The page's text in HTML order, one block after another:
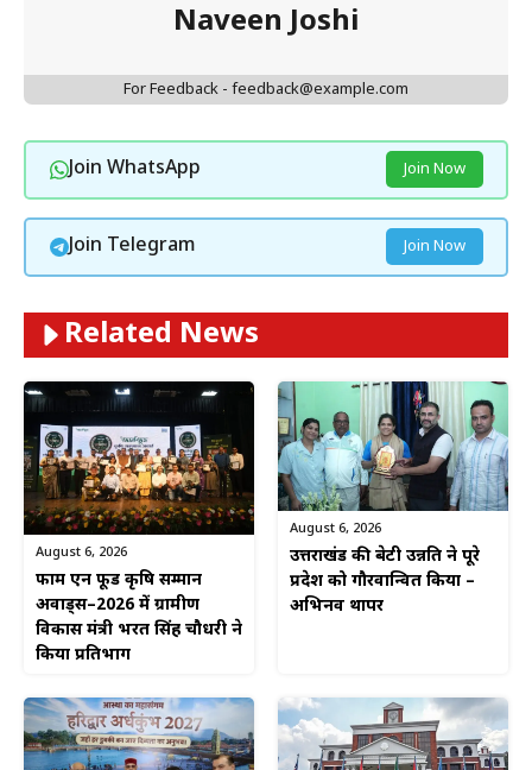
Naveen Joshi
For Feedback - feedback@example.com
Join WhatsApp Join Now
Join Telegram Join Now
Related News
August 6, 2026
फार्म एन फूड कृषि सम्मान
अवार्ड्स–2026 में ग्रामीण
विकास मंत्री भरत सिंह चौधरी ने
किया प्रतिभाग
August 6, 2026
उत्तराखंड की बेटी उन्नति ने पूरे
प्रदेश को गौरवान्वित किया –
अभिनव थापर